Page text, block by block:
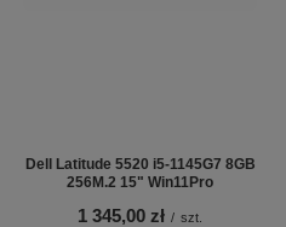
Dell Latitude 5520 i5-1145G7 8GB
256M.2 15" Win11Pro
1 345,00 zł / szt.